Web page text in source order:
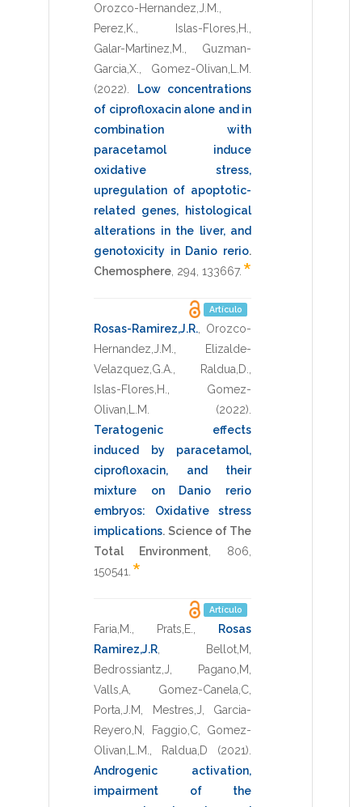
Orozco-Hernandez,J.M.
Perez,K.
Islas-Flores,H.
Galar-Martinez,M.
Guzman-
Garcia,X.
Gomez-Olivan,L.M.
(2022)
Low concentrations
of ciprofloxacin alone and in
combination with
paracetamol induce
oxidative stress,
upregulation of apoptotic-
related genes, histological
alterations in the liver, and
genotoxicity in Danio rerio.
Chemosphere 294 133667. *
Artículo
Rosas-Ramirez,J.R.
Orozco-
Hernandez,J.M.
Elizalde-
Velazquez,G.A.
Raldua,D.
Islas-Flores,H.
Gomez-
Olivan,L.M.
(2022)
Teratogenic effects
induced by paracetamol,
ciprofloxacin, and their
mixture on Danio rerio
embryos: Oxidative stress
implications. Science of The
Total Environment
806
150541 *
Artículo
Faria,M. Prats,E.
Rosas
Ramirez,J.R
Bellot,M
Bedrossiantz,J
Pagano,M
Valls,A
Gomez-Canela,C
Porta,J.M
Mestres,J
Garcia-
Reyero,N
Faggio,C, Gomez-
Olivan,L.M.
Raldua,D (2021)
Androgenic activation,
impairment of the